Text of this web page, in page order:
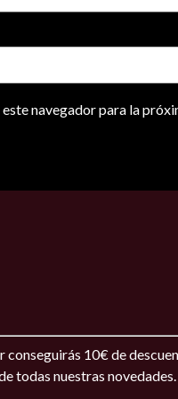
navegador para la
10€ de
todas nuestras novedades.